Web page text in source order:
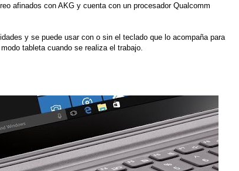
afinados con AKG y cuenta con un procesador Qualcomm
y se puede usar con o sin el teclado que lo acompaña para
tableta cuando se realiza el trabajo.